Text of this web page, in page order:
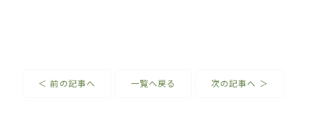
＜ 前の記事へ 一覧へ戻る 次の記事へ ＞